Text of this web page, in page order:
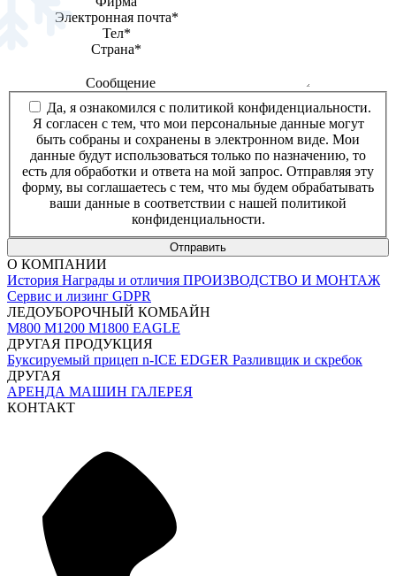
Электронная почта*
Тел*
Страна*
Сообщение
Да, я ознакомился с политикой конфиденциальности.
Я согласен с тем, что мои персональные данные могут
быть собраны и сохранены в электронном виде. Мои
данные будут использоваться только по назначению, то
есть для обработки и ответа на мой запрос. Отправляя эту
форму, вы соглашаетесь с тем, что мы будем обрабатывать
ваши данные в соответствии с нашей политикой
конфиденциальности.
Отправить
О КОМПАНИИ
История Награды и отличия ПРОИЗВОДСТВО И МОНТАЖ
Сервис и лизинг GDPR
ЛЕДОУБОРОЧНЫЙ КОМБАЙН
M800 M1200 M1800 EAGLE
ДРУГАЯ ПРОДУКЦИЯ
Буксируемый прицеп n-ICE EDGER Разливщик и скребок
ДРУГАЯ
АРЕНДА МАШИН ГАЛЕРЕЯ
КОНТАКТ